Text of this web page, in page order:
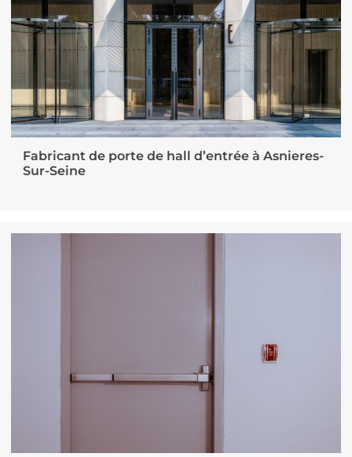
Fabricant de porte de hall d’entrée à Asnieres-
Sur-Seine